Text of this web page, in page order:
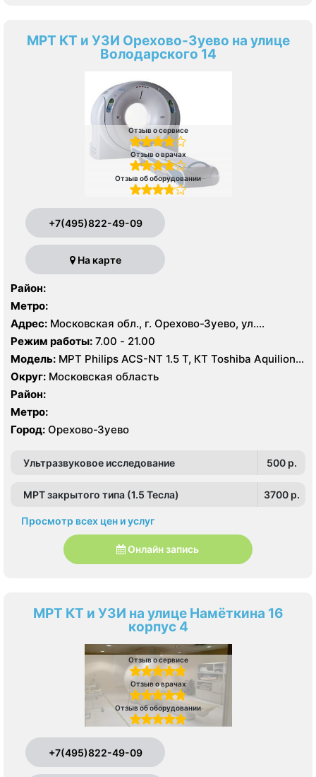
МРТ КТ и УЗИ Орехово-Зуево на улице
Володарского 14
Отзыв о сервисе
Отзыв о врачах
Отзыв об оборудовании
+7(495)822-49-09
На карте
Район:
Метро:
Адрес: Московская обл., г. Орехово-Зуево, ул.
Володарского, 14
Режим работы: 7.00 - 21.00
Модель: МРТ Philips ACS-NT 1.5 Т, КТ Toshiba Aquilion
64 среза, УЗИ
Округ: Московская область
Район:
Метро:
Город: Орехово-Зуево
Ультразвуковое исследование 500 p.
МРТ закрытого типа (1.5 Тесла) 3700 p.
Просмотр всех цен и услуг
Онлайн запись
МРТ КТ и УЗИ на улице Намёткина 16
корпус 4
Отзыв о сервисе
Отзыв о врачах
Отзыв об оборудовании
+7(495)822-49-09